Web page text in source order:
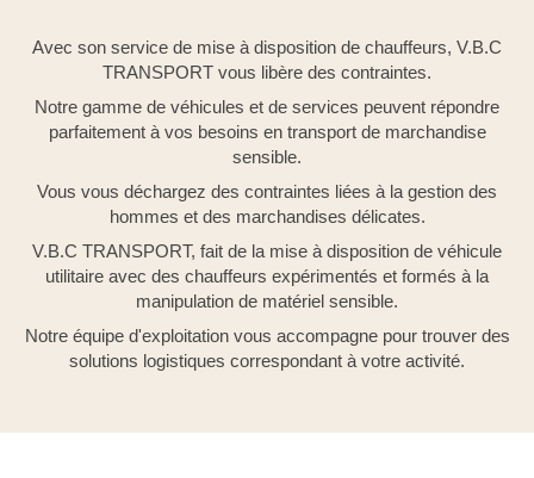
Avec son service de mise à disposition de chauffeurs, V.B.C
TRANSPORT vous libère des contraintes.
Notre gamme de véhicules et de services peuvent répondre
parfaitement à vos besoins en transport de marchandise
sensible.
Vous vous déchargez des contraintes liées à la gestion des
hommes et des marchandises délicates.
V.B.C TRANSPORT, fait de la mise à disposition de véhicule
utilitaire avec des chauffeurs expérimentés et formés à la
manipulation de matériel sensible.
Notre équipe d'exploitation vous accompagne pour trouver des
solutions logistiques correspondant à votre activité.